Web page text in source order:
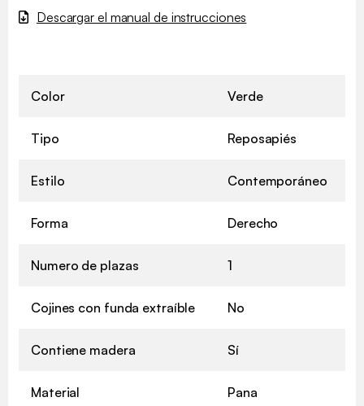
Descargar el manual de instrucciones
Color Verde
Tipo Reposapiés
Estilo Contemporáneo
Forma Derecho
Numero de plazas 1
Cojines con funda extraíble No
Contiene madera Sí
Material Pana